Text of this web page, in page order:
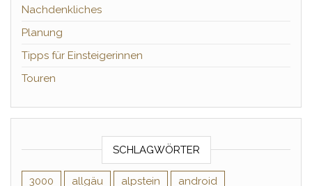
Nachdenkliches
Planung
Tipps für Einsteigerinnen
Touren
SCHLAGWÖRTER
3000 allgäu alpstein
android